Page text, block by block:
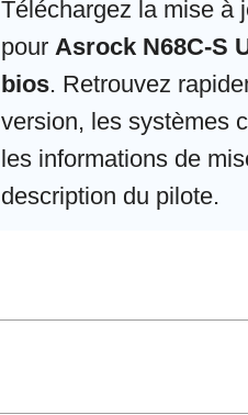
Téléchargez la mise à
pour Asrock N68C-S
bios. Retrouvez
version, les systèmes
les informations de
description du pilote.